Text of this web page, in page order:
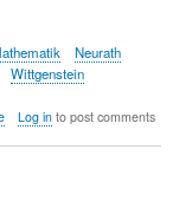
Neurath
Wittgenstein
about
Log into post comments